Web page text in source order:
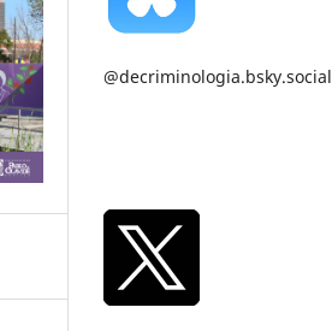
@decriminologia.bsky.social